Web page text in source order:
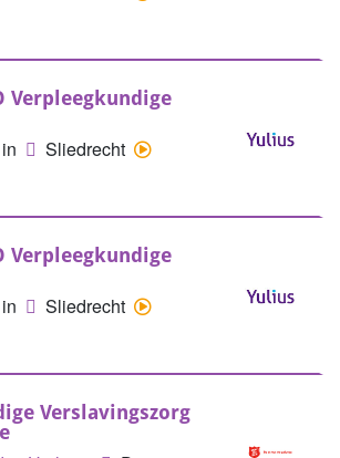
Verpleegkundige
in
Sliedrecht
Verpleegkundige
in
Sliedrecht
Verslavingszorg